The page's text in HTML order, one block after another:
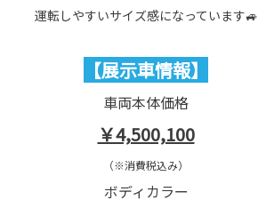
運転しやすいサイズ感になっています🚙
【展示車情報】
車両本体価格
￥4,500,100
（※消費税込み）
ボディカラー